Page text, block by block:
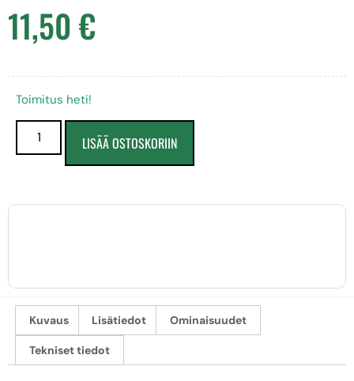
11,50€
Toimitus heti!
LISÄÄ OSTOSKORIIN
Kuvaus Lisätiedot Ominaisuudet
Tekniset tiedot